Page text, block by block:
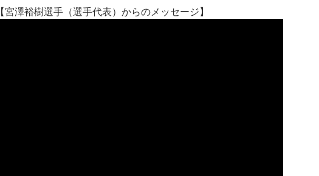
【宮澤裕樹選手（選手代表）からのメッセージ】